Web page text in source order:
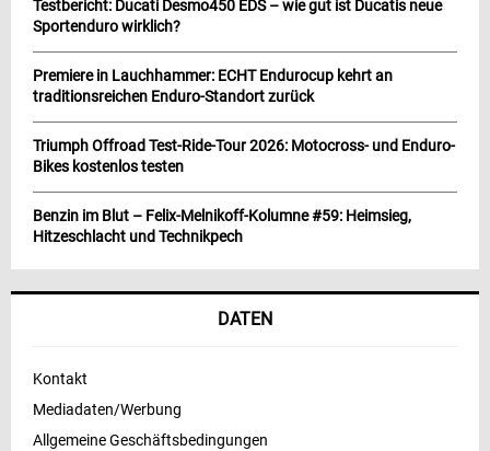
Testbericht: Ducati Desmo450 EDS – wie gut ist Ducatis neue
Sportenduro wirklich?
Premiere in Lauchhammer: ECHT Endurocup kehrt an
traditionsreichen Enduro-Standort zurück
Triumph Offroad Test-Ride-Tour 2026: Motocross- und Enduro-
Bikes kostenlos testen
Benzin im Blut – Felix-Melnikoff-Kolumne #59: Heimsieg,
Hitzeschlacht und Technikpech
DATEN
Kontakt
Mediadaten/Werbung
Allgemeine Geschäftsbedingungen